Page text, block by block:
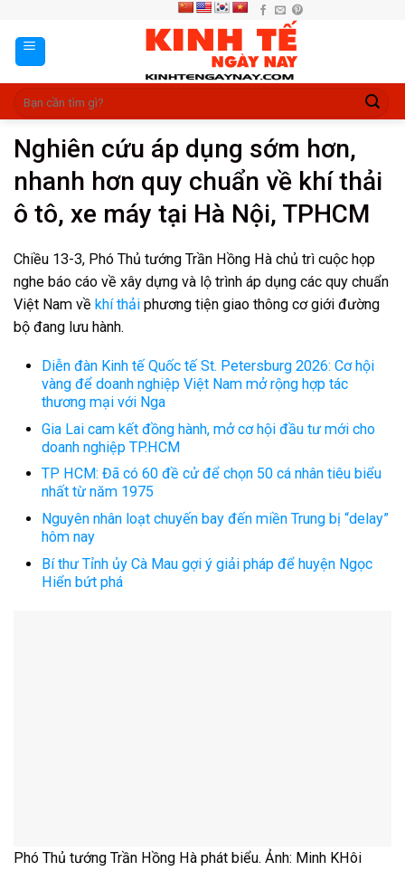
content
Nghiên cứu áp dụng sớm hơn,
nhanh hơn quy chuẩn về khí thải
ô tô, xe máy tại Hà Nội, TPHCM
Chiều 13-3, Phó Thủ tướng Trần Hồng Hà chủ trì cuộc họp
nghe báo cáo về xây dựng và lộ trình áp dụng các quy chuẩn
Việt Nam về khí thải phương tiện giao thông cơ giới đường
bộ đang lưu hành.
Diễn đàn Kinh tế Quốc tế St. Petersburg 2026: Cơ hội
vàng để doanh nghiệp Việt Nam mở rộng hợp tác
thương mại với Nga
Gia Lai cam kết đồng hành, mở cơ hội đầu tư mới cho
doanh nghiệp TP.HCM
TP HCM: Đã có 60 đề cử để chọn 50 cá nhân tiêu biểu
nhất từ năm 1975
Nguyên nhân loạt chuyến bay đến miền Trung bị “delay”
hôm nay
Bí thư Tỉnh ủy Cà Mau gợi ý giải pháp để huyện Ngọc
Hiển bứt phá
Phó Thủ tướng Trần Hồng Hà phát biểu. Ảnh: Minh KHôi